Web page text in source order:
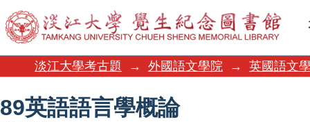
89英語語言學概論
淡江大學考古題 → 外國語文學院 → 英國語文
89英語語言學概論